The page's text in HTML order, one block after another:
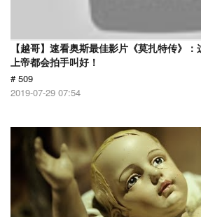
【越哥】速看奥斯最佳影片《莫扎特传》：
上帝都会拍手叫好！
# 509
2019-07-29 07:54